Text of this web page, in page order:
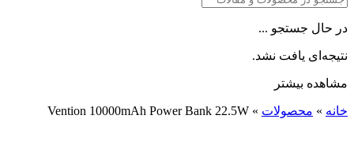
در حال جستجو ...
نتیجه‌ای یافت نشد.
مشاهده بیشتر
خانه » محصولات »
Vention 10000mAh Power Bank 22.5W